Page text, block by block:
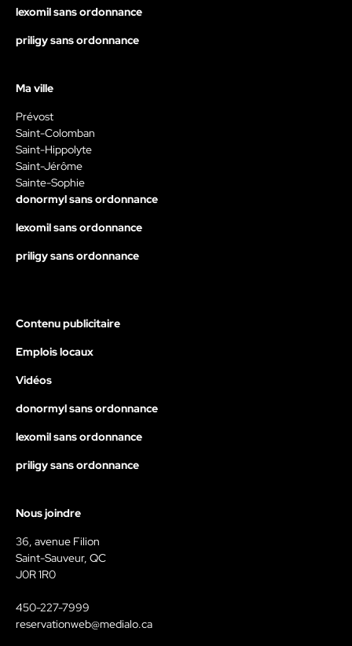
lexomil sans ordonnance
priligy sans ordonnance
Ma ville
Prévost
Saint-Colomban
Saint-Hippolyte
Saint-Jérôme
Sainte-Sophie
donormyl sans ordonnance
lexomil sans ordonnance
priligy sans ordonnance
Contenu publicitaire
Emplois locaux
Vidéos
donormyl sans ordonnance
lexomil sans ordonnance
priligy sans ordonnance
Nous joindre
36, avenue Filion
Saint-Sauveur, QC
J0R 1R0
450-227-7999
reservationweb@medialo.ca